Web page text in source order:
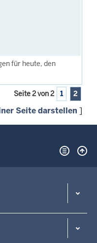
für heute, den
Seite 2 von 2 1 2
Seite darstellen ]